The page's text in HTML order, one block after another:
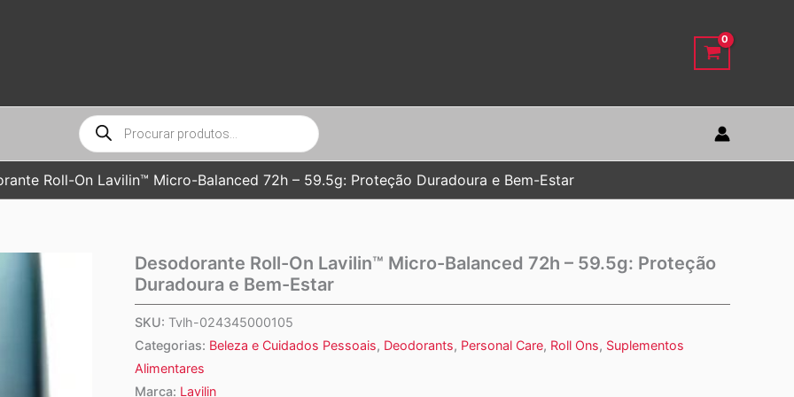
Pesquisar
produtos
Roll-On Lavilin™ Micro-Balanced 72h – 59.5g: Proteção Duradoura e Bem-Estar
Desodorante Roll-On Lavilin™ Micro-Balanced 72h – 59.5g: Proteção
Duradoura e Bem-Estar
SKU: Tvlh-024345000105
Categorias: Beleza e Cuidados Pessoais, Deodorants, Personal Care, Roll Ons, Suplementos
Alimentares
Marca: Lavilin